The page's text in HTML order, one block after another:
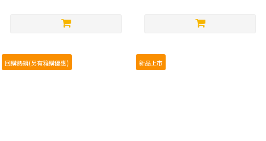
回購熱銷(另有箱購優惠) 新品上市